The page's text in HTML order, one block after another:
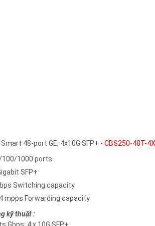
48-port GE, 4x10G SFP+ - CBS250-48T-
100/1000 ports
SFP+
Switching capacity
mpps Forwarding capacity
kỹ thuật :